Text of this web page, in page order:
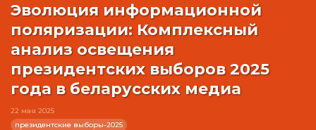
Эволюция информационной
поляризации: Комплексный
анализ освещения
президентских выборов 2025
года в беларусских медиа
22 мая 2025
президентские выборы-2025